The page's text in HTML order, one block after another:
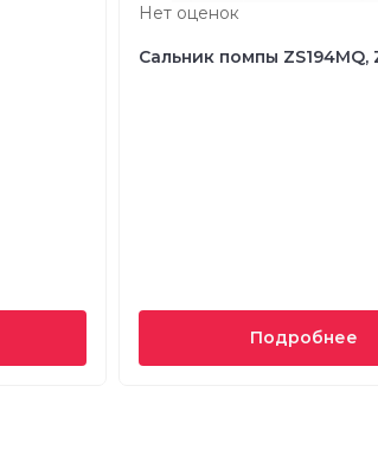
Нет оценок
Сальник помпы ZS194MQ,
Подробнее